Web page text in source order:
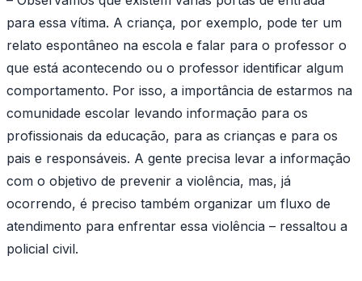
para essa vítima. A criança, por exemplo, pode ter um
relato espontâneo na escola e falar para o professor o
que está acontecendo ou o professor identificar algum
comportamento. Por isso, a importância de estarmos na
comunidade escolar levando informação para os
profissionais da educação, para as crianças e para os
pais e responsáveis. A gente precisa levar a informação
com o objetivo de prevenir a violência, mas, já
ocorrendo, é preciso também organizar um fluxo de
atendimento para enfrentar essa violência – ressaltou a
policial civil.